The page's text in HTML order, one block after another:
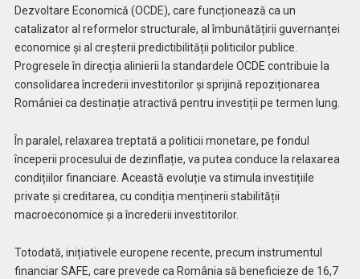
Dezvoltare Economică (OCDE), care funcționează ca un
catalizator al reformelor structurale, al îmbunătățirii guvernanței
economice și al creșterii predictibilității politicilor publice.
Progresele în direcția alinierii la standardele OCDE contribuie la
consolidarea încrederii investitorilor și sprijină repoziționarea
României ca destinație atractivă pentru investiții pe termen lung.
În paralel, relaxarea treptată a politicii monetare, pe fondul
începerii procesului de dezinflație, va putea conduce la relaxarea
condițiilor financiare. Această evoluție va stimula investițiile
private și creditarea, cu condiția menținerii stabilității
macroeconomice și a încrederii investitorilor.
Totodată, inițiativele europene recente, precum instrumentul
financiar SAFE, care prevede ca România să beneficieze de 16,7